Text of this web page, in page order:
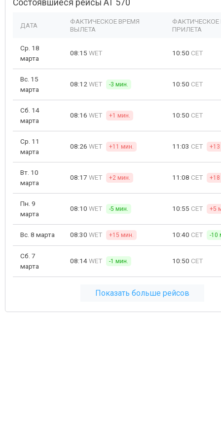
Состоявшиеся рейсы AT 570
ДАТА
ФАКТИЧЕСКОЕ ВРЕМЯ
ВЫЛЕТА
ФАКТИЧЕСКОЕ
ПРИЛЕТА
Ср. 18
марта
08:15 WET 10:50 CET
Вс. 15
марта
08:12 WET -3 мин. 10:50 CET
Сб. 14
марта
08:16 WET +1 мин. 10:50 CET
Ср. 11
марта
08:26 WET +11 мин. 11:03 CET
Вт. 10
марта
08:17 WET +2 мин. 11:08 CET
Пн. 9
марта
08:10 WET -5 мин. 10:55 CET +5
Вс. 8 марта 08:30 WET +15 мин. 10:40 CET -10
Сб. 7
марта
08:14WET -1 мин. 10:50 CET
Показать больше рейсов